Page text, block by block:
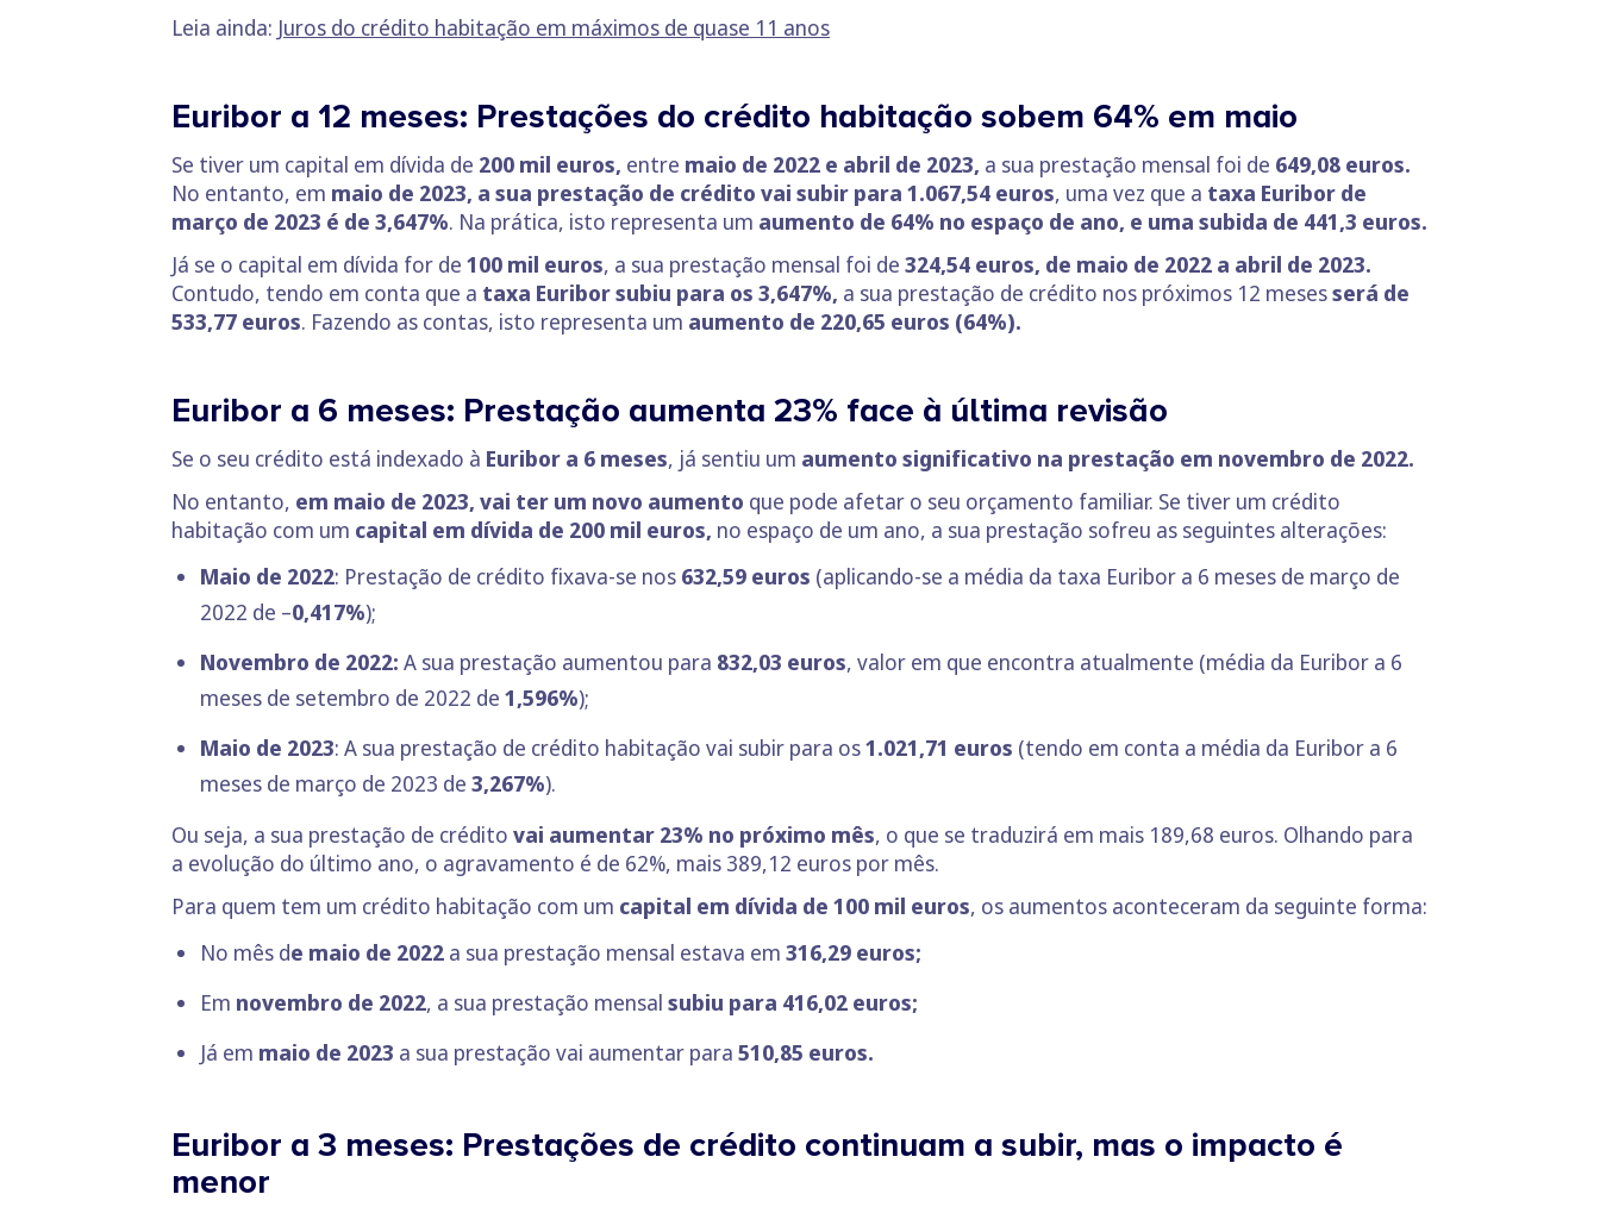
Leia ainda: Juros do crédito habitação em máximos de quase 11 anos
Euribor a 12 meses: Prestações do crédito habitação sobem 64% em maio
Se tiver um capital em dívida de 200 mil euros, entre maio de 2022 e abril de 2023, a sua prestação mensal foi de 649,08 euros.
No entanto, em maio de 2023, a sua prestação de crédito vai subir para 1.067,54 euros, uma vez que a taxa Euribor de
março de 2023 é de 3,647%. Na prática, isto representa um aumento de 64% no espaço de ano, e uma subida de 441,3 euros.
Já se o capital em dívida for de 100 mil euros, a sua prestação mensal foi de 324,54 euros, de maio de 2022 a abril de 2023.
Contudo, tendo em conta que a taxa Euribor subiu para os 3,647%, a sua prestação de crédito nos próximos 12 mesesserá de
533,77 euros. Fazendo as contas, isto representa um aumento de 220,65 euros (64%).
Euribor a 6 meses: Prestação aumenta 23% face à última revisão
Se o seu crédito está indexado à Euribor a 6 meses, já sentiu um aumento significativo na prestação em novembro de 2022.
No entanto, em maio de 2023, vai ter um novo aumento que pode afetar o seu orçamento familiar. Se tiver um crédito
habitação com um capital em dívida de 200 mil euros, no espaço de um ano, a sua prestação sofreu as seguintes alterações:
Maio de 2022: Prestação de crédito fixava-se nos 632,59 euros (aplicando-se a média da taxa Euribor a 6 meses de março de
2022 de –0,417%);
Novembro de 2022: A sua prestação aumentou para 832,03 euros, valor em que encontra atualmente (média da Euribor a 6
meses de setembro de 2022 de 1,596%);
Maio de 2023: A sua prestação de crédito habitação vai subir para os1.021,71 euros (tendo em conta a média da Euribor a 6
meses de março de 2023 de 3,267%).
Ou seja, a sua prestação de crédito vai aumentar 23% no próximo mês, o que se traduzirá em mais 189,68 euros. Olhando para
a evolução do último ano, o agravamento é de 62%, mais 389,12 euros por mês.
Para quem tem um crédito habitação com um capital em dívida de 100 mil euros, os aumentos aconteceram da seguinte forma:
No mês de maio de 2022 a sua prestação mensal estava em 316,29 euros;
Em novembro de 2022, a sua prestação mensal subiu para 416,02 euros;
Já em maio de 2023 a sua prestação vai aumentar para 510,85 euros.
Euribor a 3 meses: Prestações de crédito continuam a subir, mas o impacto é
menor